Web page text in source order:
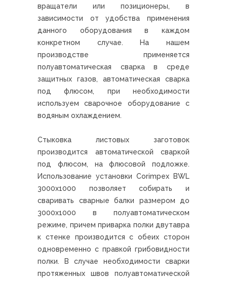
вращатели или позиционеры, в
зависимости от удобства применения
данного оборудования в каждом
конкретном случае. На нашем
производстве применяется
полуавтоматическая сварка в среде
защитных газов, автоматическая сварка
под флюсом, при необходимости
используем сварочное оборудование с
водяным охлаждением.
Стыковка листовых заготовок
производится автоматической сваркой
под флюсом, на флюсовой подложке.
Использование установки Corimpex BWL
3000x1000 позволяет собирать и
сваривать сварные балки размером до
3000х1000 в полуавтоматическом
режиме, причем приварка полки двутавра
к стенке производится с обеих сторон
одновременно с правкой грибовидности
полки. В случае необходимости сварки
протяженных швов полуавтоматической